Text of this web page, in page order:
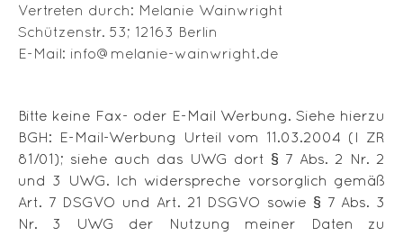
Vertreten durch: Melanie Wainwright
Schützenstr. 53; 12163 Berlin
E-Mail: info@melanie-wainwright.de
Bitte keine Fax- oder E-Mail Werbung. Siehe hierzu
BGH: E-Mail-Werbung Urteil vom 11.03.2004 (I ZR
81/01); siehe auch das UWG dort § 7 Abs. 2 Nr. 2
und 3 UWG. Ich widerspreche vorsorglich gemäß
Art. 7 DSGVO und Art. 21 DSGVO sowie § 7 Abs. 3
Nr. 3 UWG der Nutzung meiner Daten zu